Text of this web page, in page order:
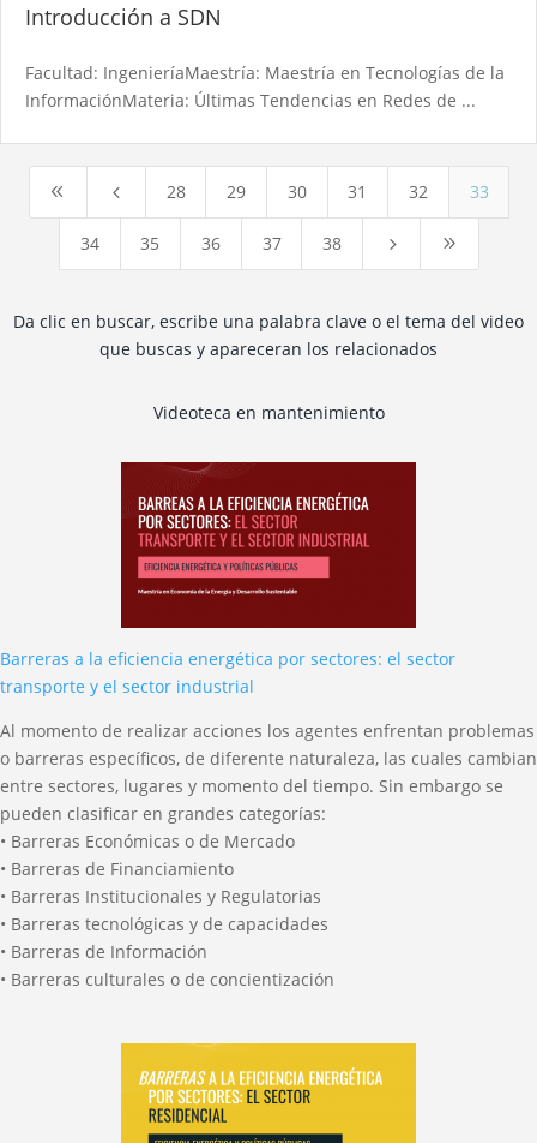
Introducción a SDN
Facultad: IngenieríaMaestría: Maestría en Tecnologías de la
InformaciónMateria: Últimas Tendencias en Redes de ...
8 4 28 29 30 31 32 33
34 35 36 37 38 5 9
Da clic en buscar, escribe una palabra clave o el tema del video
que buscas y apareceran los relacionados
Videoteca en mantenimiento
Barreras a la eficiencia energética por sectores: el sector
transporte y el sector industrial
Al momento de realizar acciones los agentes enfrentan problemas
o barreras específicos, de diferente naturaleza, las cuales cambian
entre sectores, lugares y momento del tiempo. Sin embargo se
pueden clasificar en grandes categorías:
• Barreras Económicas o de Mercado
• Barreras de Financiamiento
• Barreras Institucionales y Regulatorias
• Barreras tecnológicas y de capacidades
• Barreras de Información
• Barreras culturales o de concientización